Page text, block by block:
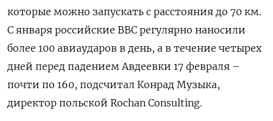
которые можно запускать с расстояния до 70 км.
С января российские ВВС регулярно наносили
более 100 авиаударов в день, а в течение четырех
дней перед падением Авдеевки 17 февраля –
почти по 160, подсчитал Конрад Музыка,
директор польской Rochan Consulting.